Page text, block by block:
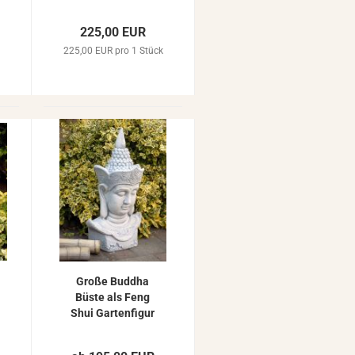
si­ve Stein­fi­gur
85cm 93kg ZO-​
225,00 EUR
225,00 EUR pro 1 Stück
Große Bud­dha
Büste als Feng
Shui Gar­ten­fi­gur